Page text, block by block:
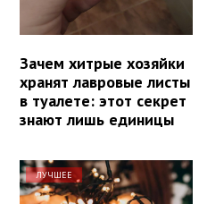
Зачем хитрые хозяйки
хранят лавровые листы
в туалете: этот секрет
знают лишь единицы
ЛУЧШЕЕ